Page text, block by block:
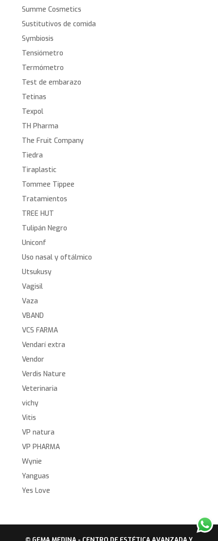
Summe Cosmetics
Sustitutivos de comida
Symbiosis
Tensiómetro
Termómetro
Test de embarazo
Tetinas
Texpol
TH Pharma
The Fruit Company
Tiedra
Tiraplastic
Tommee Tippee
Tratamientos
TREE HUT
Tulipán Negro
Uniconf
Uso nasal y oftálmico
Utsukusy
Vagisil
Vaza
VBAND
VCS FARMA
Vendarí extra
Vendor
Verdis Nature
Veterinaria
vichy
Vitis
VP natura
VP PHARMA
Wynie
Yanguas
Yes Love